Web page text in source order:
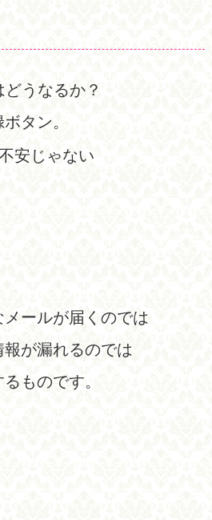
うなるか？
タン。
安じゃない
メールが届くのでは
が漏れるのでは
ものです。